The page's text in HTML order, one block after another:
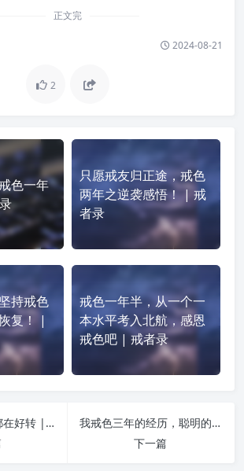
正文完
2024-08-21
2
色一年
只愿戒友归正途，戒色
两年之逆袭感悟！ | 戒
者录
持戒色
复！ |
戒色一年半，从一个一
本水平考入北航，感恩
戒色吧 | 戒者录
戒色两年，一切都在好转 | 戒者录
我戒色三年的经历，聪明的人不会拿健康来换取快感 | 戒者录
下一篇